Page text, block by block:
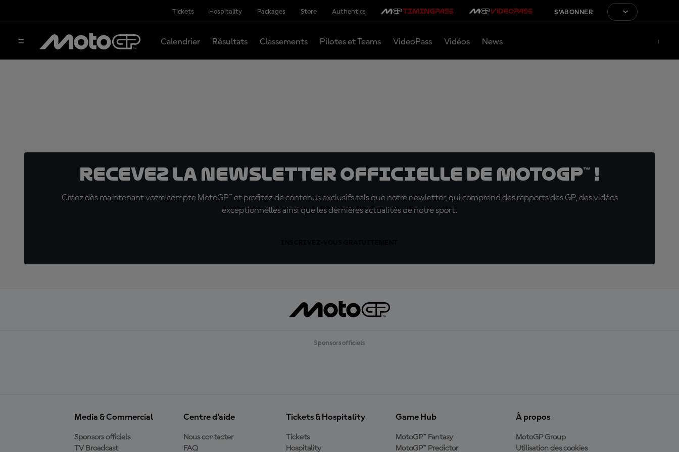
Tickets Hospitality Packages Store Authentics S'ABONNER
Calendrier Résultats Classements Pilotes et Teams VideoPass Vidéos News
Recevez la Newsletter officielle de MotoGP™ !
Créez dès maintenant votre compte MotoGP™ et profitez de contenus exclusifs tels que notre newletter, qui comprend des rapports des GP, des vidéos
exceptionnelles ainsi que les dernières actualités de notre sport.
Sponsors officiels
Media & Commercial
Sponsors officiels
TV Broadcast
Centre d'aide
Nous contacter
FAQ
Tickets & Hospitality
Tickets
Hospitality
Game Hub
MotoGP™ Fantasy
MotoGP™ Predictor
À propos
MotoGP Group
Utilisation des cookies